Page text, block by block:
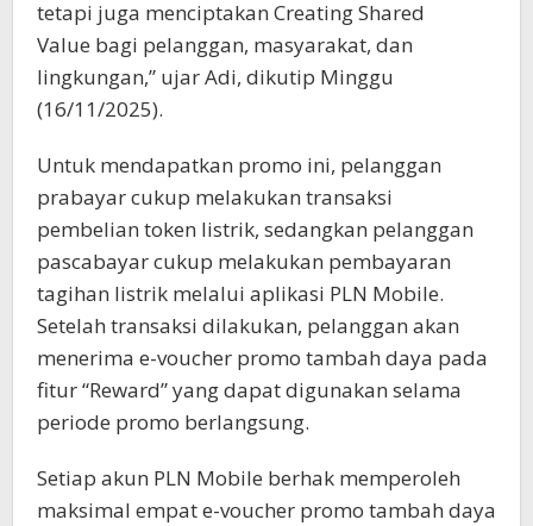
tetapi juga menciptakan Creating Shared
Value bagi pelanggan, masyarakat, dan
lingkungan,” ujar Adi, dikutip Minggu
(16/11/2025).
Untuk mendapatkan promo ini, pelanggan
prabayar cukup melakukan transaksi
pembelian token listrik, sedangkan pelanggan
pascabayar cukup melakukan pembayaran
tagihan listrik melalui aplikasi PLN Mobile.
Setelah transaksi dilakukan, pelanggan akan
menerima e-voucher promo tambah daya pada
fitur “Reward” yang dapat digunakan selama
periode promo berlangsung.
Setiap akun PLN Mobile berhak memperoleh
maksimal empat e-voucher promo tambah daya